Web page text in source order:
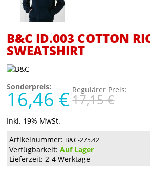
B&C ID.003 COTTON
SWEATSHIRT
Sonderpreis:
16,46 € Regulärer Preis:
17,15 €
Inkl. 19% MwSt.
Artikelnummer: B&C-275.42
Verfügbarkeit:Auf Lager
Lieferzeit: 2-4 Werktage